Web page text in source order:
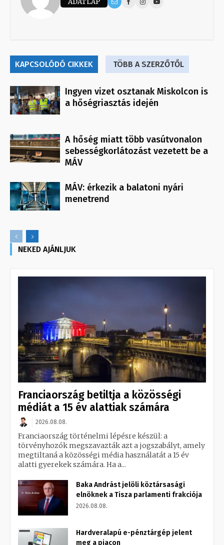
ADATLAP
KAPCSOLÓDÓ CIKKEK TÖBB A SZERZŐTŐL
Ingyen vizet osztanak Miskolcon is
a hőségriasztás idején
A hőség miatt több vasútvonalon
sebességkorlátozást vezetett be a
MÁV
MÁV: érkezik a balatoni nyári
menetrend
NEKED AJÁNLJUK
Franciaország betiltja a közösségi
médiát a 15 év alattiak számára
2026.08.08.
Franciaország történelmi lépésre készül: a
törvényhozók megszavazták azt a jogszabályt, amely
megtiltaná a közösségi média használatát a 15 év
alatti gyerekek számára. Ha a...
Baka Andrást jelöli köztársasági
elnöknek a Tisza parlamenti frakciója
2026.08.08.
Hardveralapú e-pénztárgép jelent
meg a piacon